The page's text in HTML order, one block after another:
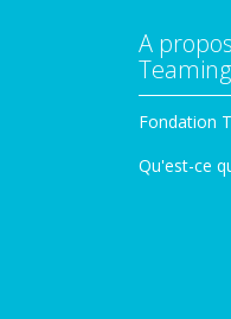
A
Teaming
Fondation
Qu'est-ce